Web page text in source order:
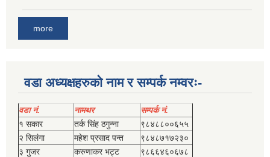
more
वडा अध्यक्षहरुको नाम र सम्पर्क नम्वरः-
वडा नं. नामथर
सम्पर्क नं.
१ सकार
तर्क सिंह ठगुन्‍ना
९८४८८००६५५
२ सिलंगा
महेश प्रसाद पन्त
९८४८७१७२३०
३ गुजर
करुणाकर भट्ट
९८६६४६०६७८